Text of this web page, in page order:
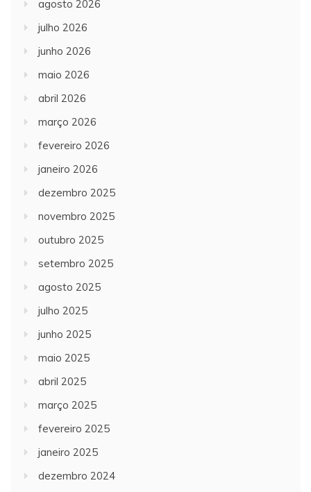
agosto 2026
julho 2026
junho 2026
maio 2026
abril 2026
março 2026
fevereiro 2026
janeiro 2026
dezembro 2025
novembro 2025
outubro 2025
setembro 2025
agosto 2025
julho 2025
junho 2025
maio 2025
abril 2025
março 2025
fevereiro 2025
janeiro 2025
dezembro 2024